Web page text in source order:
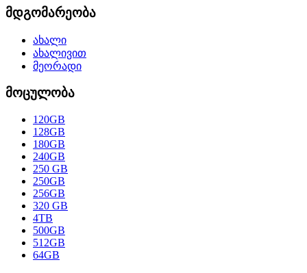
მდგომარეობა
ახალი
ახალივით
მეორადი
მოცულობა
120GB
128GB
180GB
240GB
250 GB
250GB
256GB
320 GB
4TB
500GB
512GB
64GB